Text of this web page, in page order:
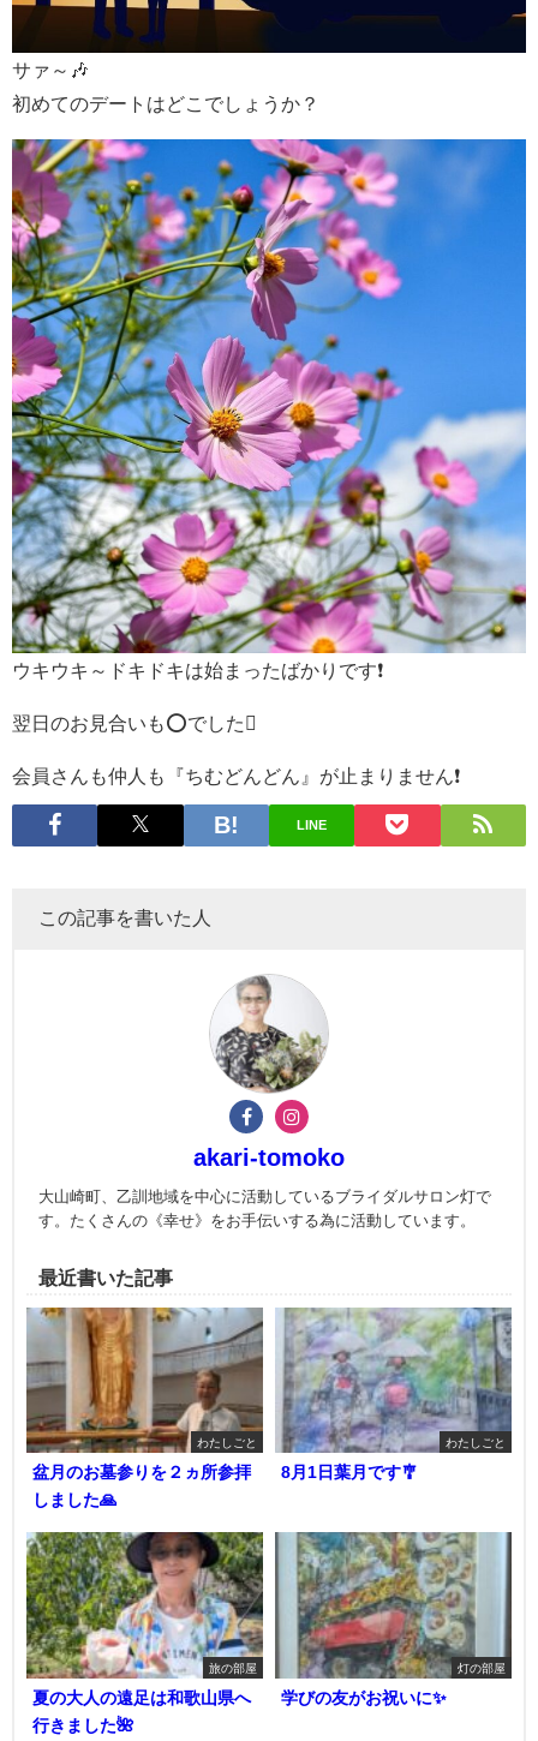
サァ～🎶
初めてのデートはどこでしょうか？
ウキウキ～ドキドキは始まったばかりです❗️
翌日のお見合いも⭕でした
会員さんも仲人も『ちむどんどん』が止まりません❗
LINE
この記事を書いた人
akari-tomoko
大山崎町、乙訓地域を中心に活動しているブライダルサロン灯で
す。たくさんの《幸せ》をお手伝いする為に活動しています。
最近書いた記事
わたしごと
盆月のお墓参りを２ヵ所参拝
しました🙏
わたしごと
8月1日葉月です🎐
旅の部屋
夏の大人の遠足は和歌山県へ
行きました🌺
灯の部屋
学びの友がお祝いに✨